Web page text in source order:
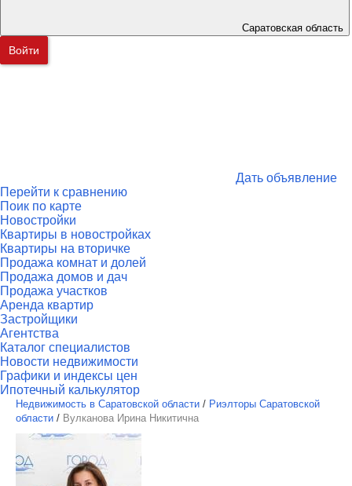
Саратовская область
Войти
Дать объявление
Перейти к сравнению
Поик по карте
Новостройки
Квартиры в новостройках
Квартиры на вторичке
Продажа комнат и долей
Продажа домов и дач
Продажа участков
Аренда квартир
Застройщики
Агентства
Каталог специалистов
Новости недвижимости
Графики и индексы цен
Ипотечный калькулятор
Недвижимость в Саратовской области / Риэлторы Саратовской
области / Вулканова Ирина Никитична